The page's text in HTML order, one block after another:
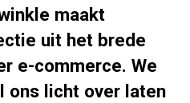
maakt
uit het brede
e-commerce. We
ons licht over laten